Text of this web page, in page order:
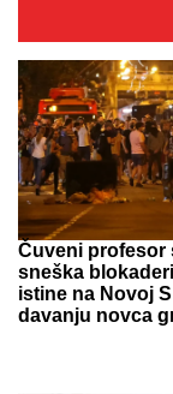
Čuveni profesor
sneška
istine na Novoj
davanju novca